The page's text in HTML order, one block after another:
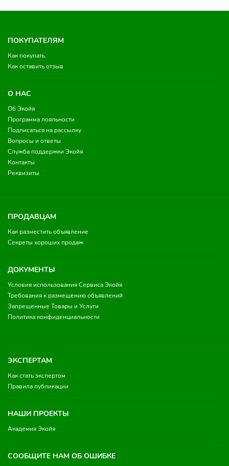
ПОКУПАТЕЛЯМ
Как покупать
Как оставить отзыв
О НАС
Об Экойя
Программа лояльности
Подписаться на рассылку
Вопросы и ответы
Служба поддержки Экойя
Контакты
Реквизиты
ПРОДАВЦАМ
Как разместить объявление
Секреты хороших продаж
ДОКУМЕНТЫ
Условия использования Сервиса Экойя
Требования к размещению объявлений
Запрещенные Товары и Услуги
Политика конфиденциальности
ЭКСПЕРТАМ
Как стать экспертом
Правила публикации
НАШИ ПРОЕКТЫ
Академия Экойя
СООБЩИТЕ НАМ ОБ ОШИБКЕ